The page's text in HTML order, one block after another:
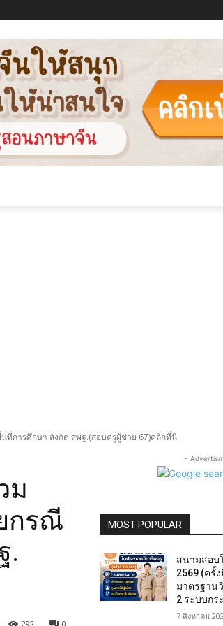
ที่การศึกษา สังกัด สพฐ.(สอบครูผู้ช่วย 67)คลิกที่นี่
ม
กรณี
.
0
292
-
MOST POPULAR
สนามสอบ
2569 (ครั้
มาตรฐาน
2 ระบบกร
7 สิงหาคม